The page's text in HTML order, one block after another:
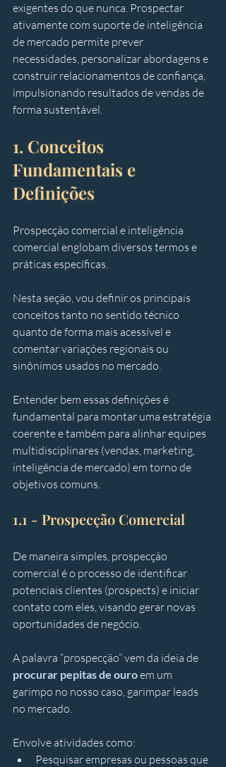
exigentes do que nunca. Prospectar
ativamente com suporte de inteligência
de mercado permite prever
necessidades, personalizar abordagens e
construir relacionamentos de confiança,
impulsionando resultados de vendas de
forma sustentável.
1. Conceitos
Fundamentais e
Definições
Prospecção comercial e inteligência
comercial englobam diversos termos e
práticas específicas.
Nesta seção, vou definir os principais
conceitos tanto no sentido técnico
quanto de forma mais acessível e
comentar variações regionais ou
sinônimos usados no mercado.
Entender bem essas definições é
fundamental para montar uma estratégia
coerente e também para alinhar equipes
multidisciplinares (vendas, marketing,
inteligência de mercado) em torno de
objetivos comuns.
1.1 - Prospecção Comercial
De maneira simples, prospecção
comercial é o processo de identificar
potenciais clientes (prospects) e iniciar
contato com eles, visando gerar novas
oportunidades de negócio.
A palavra “prospecção” vem da ideia de
procurar pepitas de ouro em um
garimpo no nosso caso, garimpar leads
no mercado.
Envolve atividades como:
Pesquisar empresas ou pessoas que